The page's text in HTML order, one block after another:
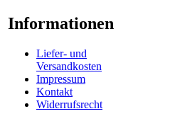
Informationen
Liefer- und
Versandkosten
Impressum
Kontakt
Widerrufsrecht